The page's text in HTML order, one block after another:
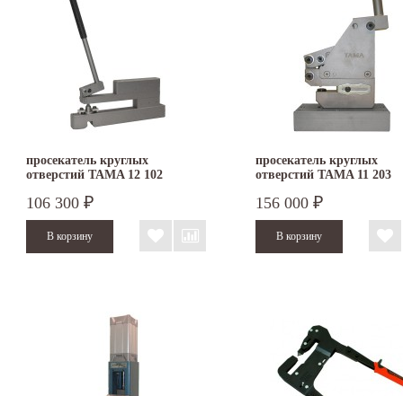
просекатель круглых
отверстий TAMA 12 102
106 300 ₽
просекатель круглых
отверстий TAMA 11 203
156 000 ₽